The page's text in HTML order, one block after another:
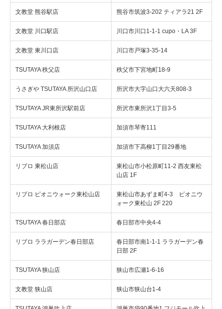
文教堂 熊谷駅店 熊谷市筑波3-202 ティアラ21 2F
文教堂 川口駅店 川口市川口1-1-1 cupo・LA 3F
文教堂 東川口店 川口市戸塚3-35-14
TSUTAYA 秩父店 秩父市下宮地町18-9
うさぎや TSUTAYA 所沢山口店 所沢市大字山口大六天808-3
TSUTAYA JR東所沢駅前店 所沢市東所沢1丁目3-5
TSUTAYA 大利根店 加須市琴寄111
TSUTAYA 加須店 加須市下高柳1丁目29番地
リブロ 東松山店
東松山市小松原町11-2 西友東松
山店 1F
リブロ ピオニウォーク東松山店
東松山市あずま町4-3 ピオニウ
ォーク東松山 2F 220
TSUTAYA 春日部店 春日部市中央4-4
リブロ ララガーデン春日部店
春日部市南1-1-1 ララガーデン春
日部 2F
TSUTAYA 狭山店 狭山市広瀬1-6-16
文教堂 狭山店 狭山市狭山台1-4